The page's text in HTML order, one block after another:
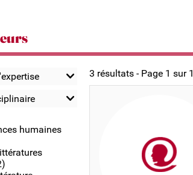
humaines
3 résultats - Page 1 sur 1